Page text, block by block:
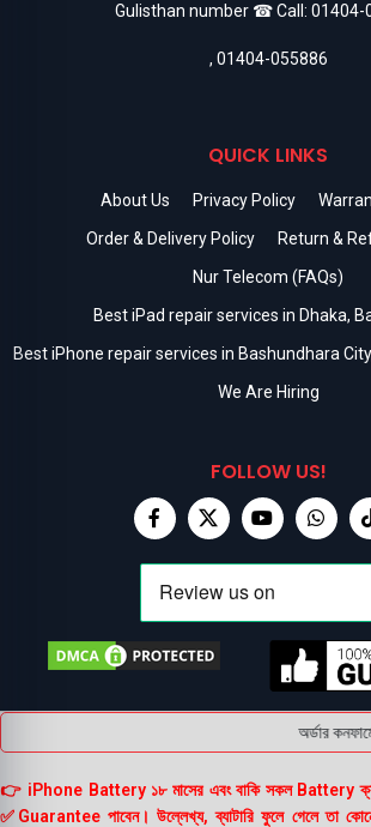
Gulisthan number ☎ Call: 01404-
, 01404-055886
QUICK LINKS
About Us Privacy Policy
Order & Delivery Policy
Return &
Nur Telecom (FAQs)
Best iPad repair services in Dhaka,
Best iPhone repair services in Bashundhara
We Are Hiring
FOLLOW US!
অর্ডার
👉 iPhone Battery ১৮ মাসের এবং বাকি সকল Battery
✅Guarantee পাবেন। উল্লেখ্য, ব্যাটারি ফুলে গেলে তা